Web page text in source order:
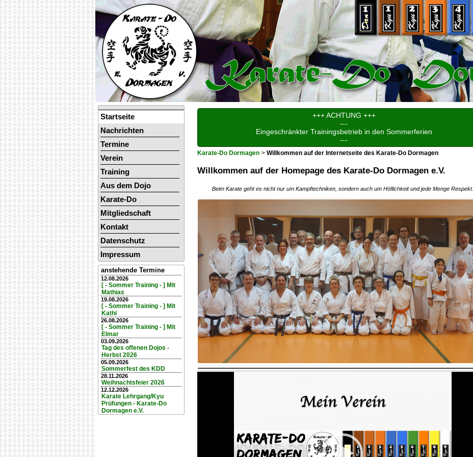
+++ ACHTUNG +++
---
Eingeschränkter Trainingsbetrieb in den Sommerferien
---
Karate-Do Dormagen Willkommen auf der Internetseite des Karate-Do Dormagen
Willkommen auf der Homepage des Karate-Do Dormagen e.V.
Beim Karate geht es nicht nur um Kampftechniken, sondern auch um Höflichkeit und jede Menge Respekt.
Navigation
überspringen
Startseite
Nachrichten
Termine
Verein
Training
Aus dem Dojo
Karate-Do
Mitgliedschaft
Kontakt
Datenschutz
Impressum
anstehende Termine
12.08.2026
[ - Sommer Training - ] Mit
Mathias
19.08.2026
[ - Sommer Training - ] Mit
Kathi
26.08.2026
[ - Sommer Training - ] Mit
Elmar
03.09.2026
Tag des offenen Dojos -
Herbst 2026
05.09.2026
Sommerfest des KDD
28.11.2026
Weihnachtsfeier 2026
12.12.2026
Karate Lehrgang/Kyu
Prüfungen - Karate-Do
Dormagen e.V.